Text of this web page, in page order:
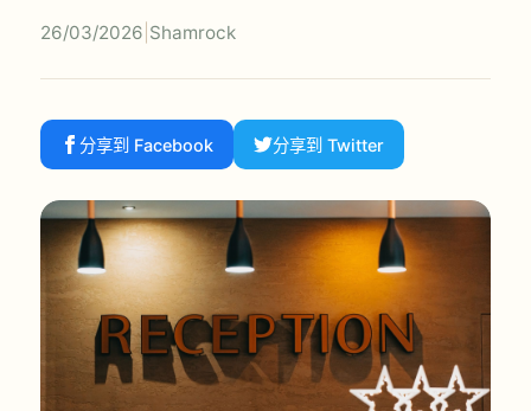
26/03/2026 Shamrock
分享到 Facebook 分享到 Twitter